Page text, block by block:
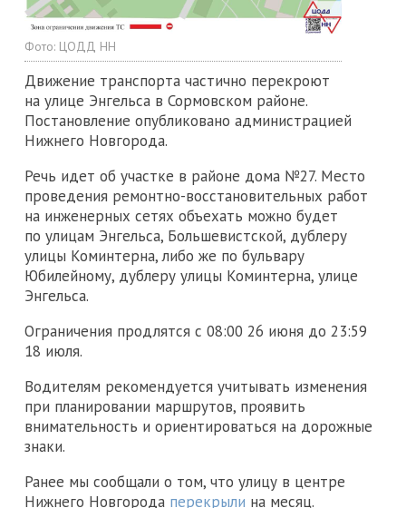
Фото: ЦОДД НН
Движение транспорта частично перекроют
на улице Энгельса в Сормовском районе.
Постановление опубликовано администрацией
Нижнего Новгорода.
Речь идет об участке в районе дома №27. Место
проведения ремонтно-восстановительных работ
на инженерных сетях объехать можно будет
по улицам Энгельса, Большевистской, дублеру
улицы Коминтерна, либо же по бульвару
Юбилейному, дублеру улицы Коминтерна, улице
Энгельса.
Ограничения продлятся с 08:00 26 июня до 23:59
18 июля.
Водителям рекомендуется учитывать изменения
при планировании маршрутов, проявить
внимательность и ориентироваться на дорожные
знаки.
Ранее мы сообщали о том, что улицу в центре
Нижнего Новгорода перекрыли на месяц.